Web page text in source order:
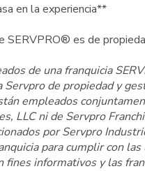
en la experiencia**
SERVPRO® es de
de una franquicia
Servpro de propiedad y
empleados
LLC ni de Servpro
por Servpro
para cumplir con
fines informativos y las